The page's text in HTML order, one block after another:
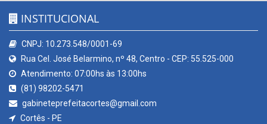
INSTITUCIONAL
CNPJ: 10.273.548/0001-69
Rua Cel. José Belarmino, nº 48, Centro - CEP: 55.525-000
Atendimento: 07:00hs às 13:00hs
(81) 98202-5471
gabineteprefeitacortes@gmail.com
Cortês - PE